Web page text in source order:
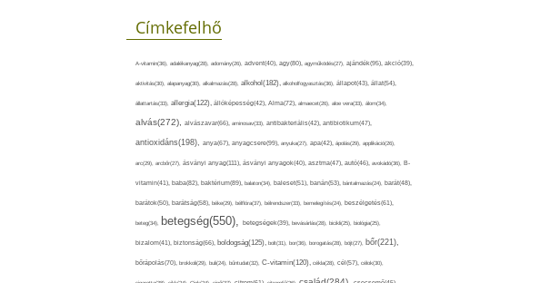
Címkefelhő
A-vitamin(36), adalékanyag(28), adomány(26), advent(40), agy(80), agyműködés(27), ajándék(95), akció(39),
aktivitás(30), alapanyag(30), alkalmazás(28), alkohol(182), alkoholfogyasztás(36), állapot(43), állat(54),
állattartás(33), allergia(122), állóképesség(42), Alma(72), almaecet(26), aloe vera(33), álom(34),
alvás(272), alvászavar(66), aminosav(33), antibakteriális(42), antibiotikum(47),
antioxidáns(198), anya(67), anyagcsere(99), anyuka(27), apa(42), ápolás(29), applikáció(26),
arc(29), arcbőr(27), ásványi anyag(111), ásványi anyagok(40), asztma(47), autó(46), avokádó(36), B-
vitamin(41), baba(82), baktérium(89), balaton(34), baleset(51), banán(53), bántalmazás(24), barát(48),
barátok(50), barátság(58), béke(29), bélflóra(37), bélrendszer(33), bemelegítés(24), beszélgetés(61),
beteg(34), betegség(550), betegségek(39), bevásárlás(28), bicikli(25), biológia(25),
bizalom(41), biztonság(66), boldogság(125), bolt(31), bor(36), borogatás(28), böjt(27), bőr(221),
bőrápolás(70), brokkoli(29), buli(24), bűntudat(32), C-vitamin(120), cékla(28), cél(57), célok(30),